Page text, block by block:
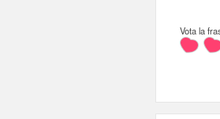
Vota la